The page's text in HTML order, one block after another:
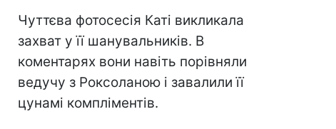
Чуттєва фотосесія Каті викликала
захват у її шанувальників. В
коментарях вони навіть порівняли
ведучу з Роксоланою і завалили її
цунамі компліментів.